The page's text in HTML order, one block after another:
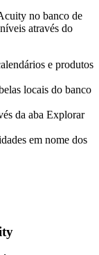
no banco de
através do
e produtos
locais do banco
da aba Explorar
em nome dos